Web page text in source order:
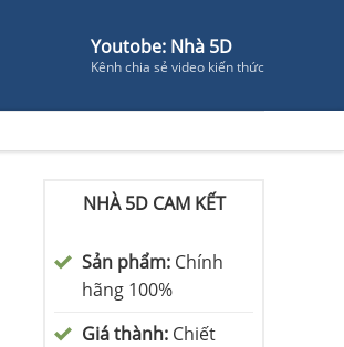
Youtobe: Nhà 5D
Kênh chia sẻ video kiến thức
NHÀ 5D CAM KẾT
Sản phẩm: Chính
hãng 100%
Giá thành: Chiết